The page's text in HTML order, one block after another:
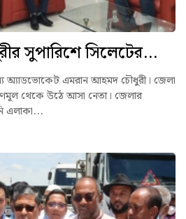
সুপারিশে সিলেটের...
এমরান আহমদ চৌধুরী। জেলা
থেকে উঠে আসা নেতা। জেলার
এলাকা...